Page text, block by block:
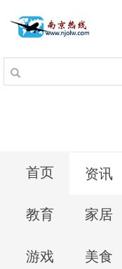
首页 资讯
教育 家居
游戏 美食